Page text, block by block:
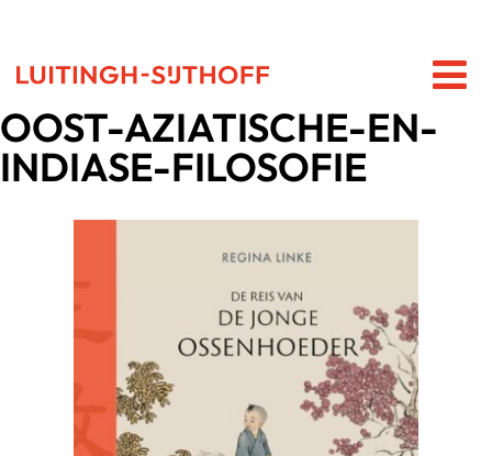
OOST-AZIATISCHE-EN-
INDIASE-FILOSOFIE